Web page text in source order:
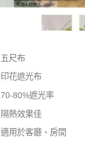
五尺布
印花遮光布
70-80%遮光率
隔熱效果佳
適用於客廳、房間